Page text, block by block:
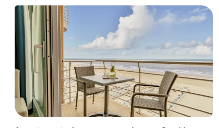
Aires
intérieures
Bowling
Parcours
mini-
Centres
bien-
Villages
Nature